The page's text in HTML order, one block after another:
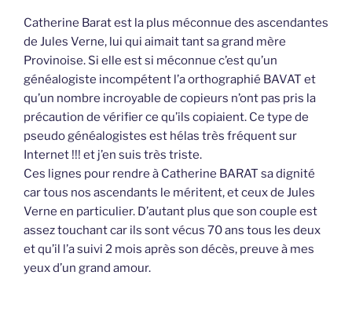
Catherine Barat est la plus méconnue des ascendantes
de Jules Verne, lui qui aimait tant sa grand mère
Provinoise. Si elle est si méconnue c’est qu’un
généalogiste incompétent l’a orthographié BAVAT et
qu’un nombre incroyable de copieurs n’ont pas pris la
précaution de vérifier ce qu’ils copiaient. Ce type de
pseudo généalogistes est hélas très fréquent sur
Internet !!! et j’en suis très triste.
Ces lignes pour rendre à Catherine BARAT sa dignité
car tous nos ascendants le méritent, et ceux de Jules
Verne en particulier. D’autant plus que son couple est
assez touchant car ils sont vécus 70 ans tous les deux
et qu’il l’a suivi 2 mois après son décès, preuve à mes
yeux d’un grand amour.